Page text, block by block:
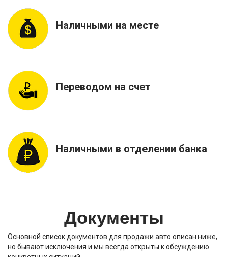
Наличными на месте
Переводом на счет
Наличными в отделении банка
Документы
Основной список документов для продажи авто описан ниже,
но бывают исключения и мы всегда открыты к обсуждению